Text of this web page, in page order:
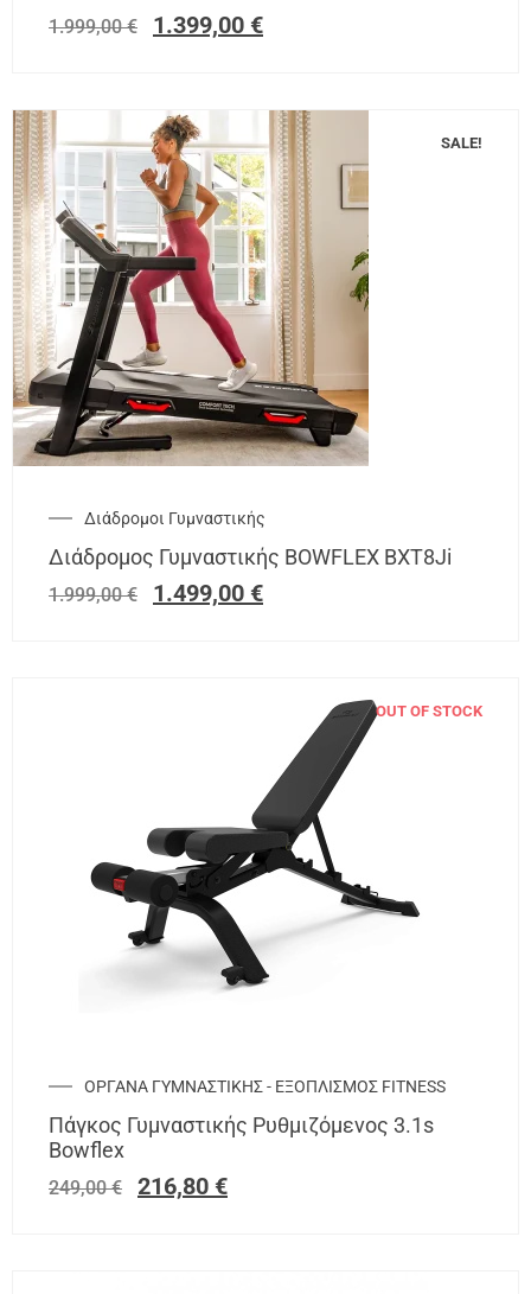
1.999,00€ 1.399,00 €
SALE!
Διάδρομοι Γυμναστικής
Διάδρομος Γυμναστικής BOWFLEX BXT8Ji
1.999,00€ 1.499,00 €
OUT OF STOCK
ΟΡΓΑΝΑ ΓΥΜΝΑΣΤΙΚΗΣ - ΕΞΟΠΛΙΣΜΟΣ FITNESS
Πάγκος Γυμναστικής Ρυθμιζόμενος 3.1s
Bowflex
249,00€ 216,80 €